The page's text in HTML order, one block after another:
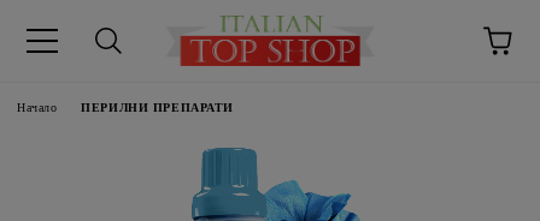
Начало ПЕРИЛНИ ПРЕПАРАТИ